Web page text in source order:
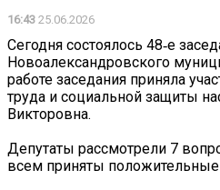
16:43 25.06.2026
Сегодня состоялось 48‑е
Новоалександровского
работе заседания приняла
труда и социальной защиты
Викторовна.
Депутаты рассмотрели 7
всем приняты